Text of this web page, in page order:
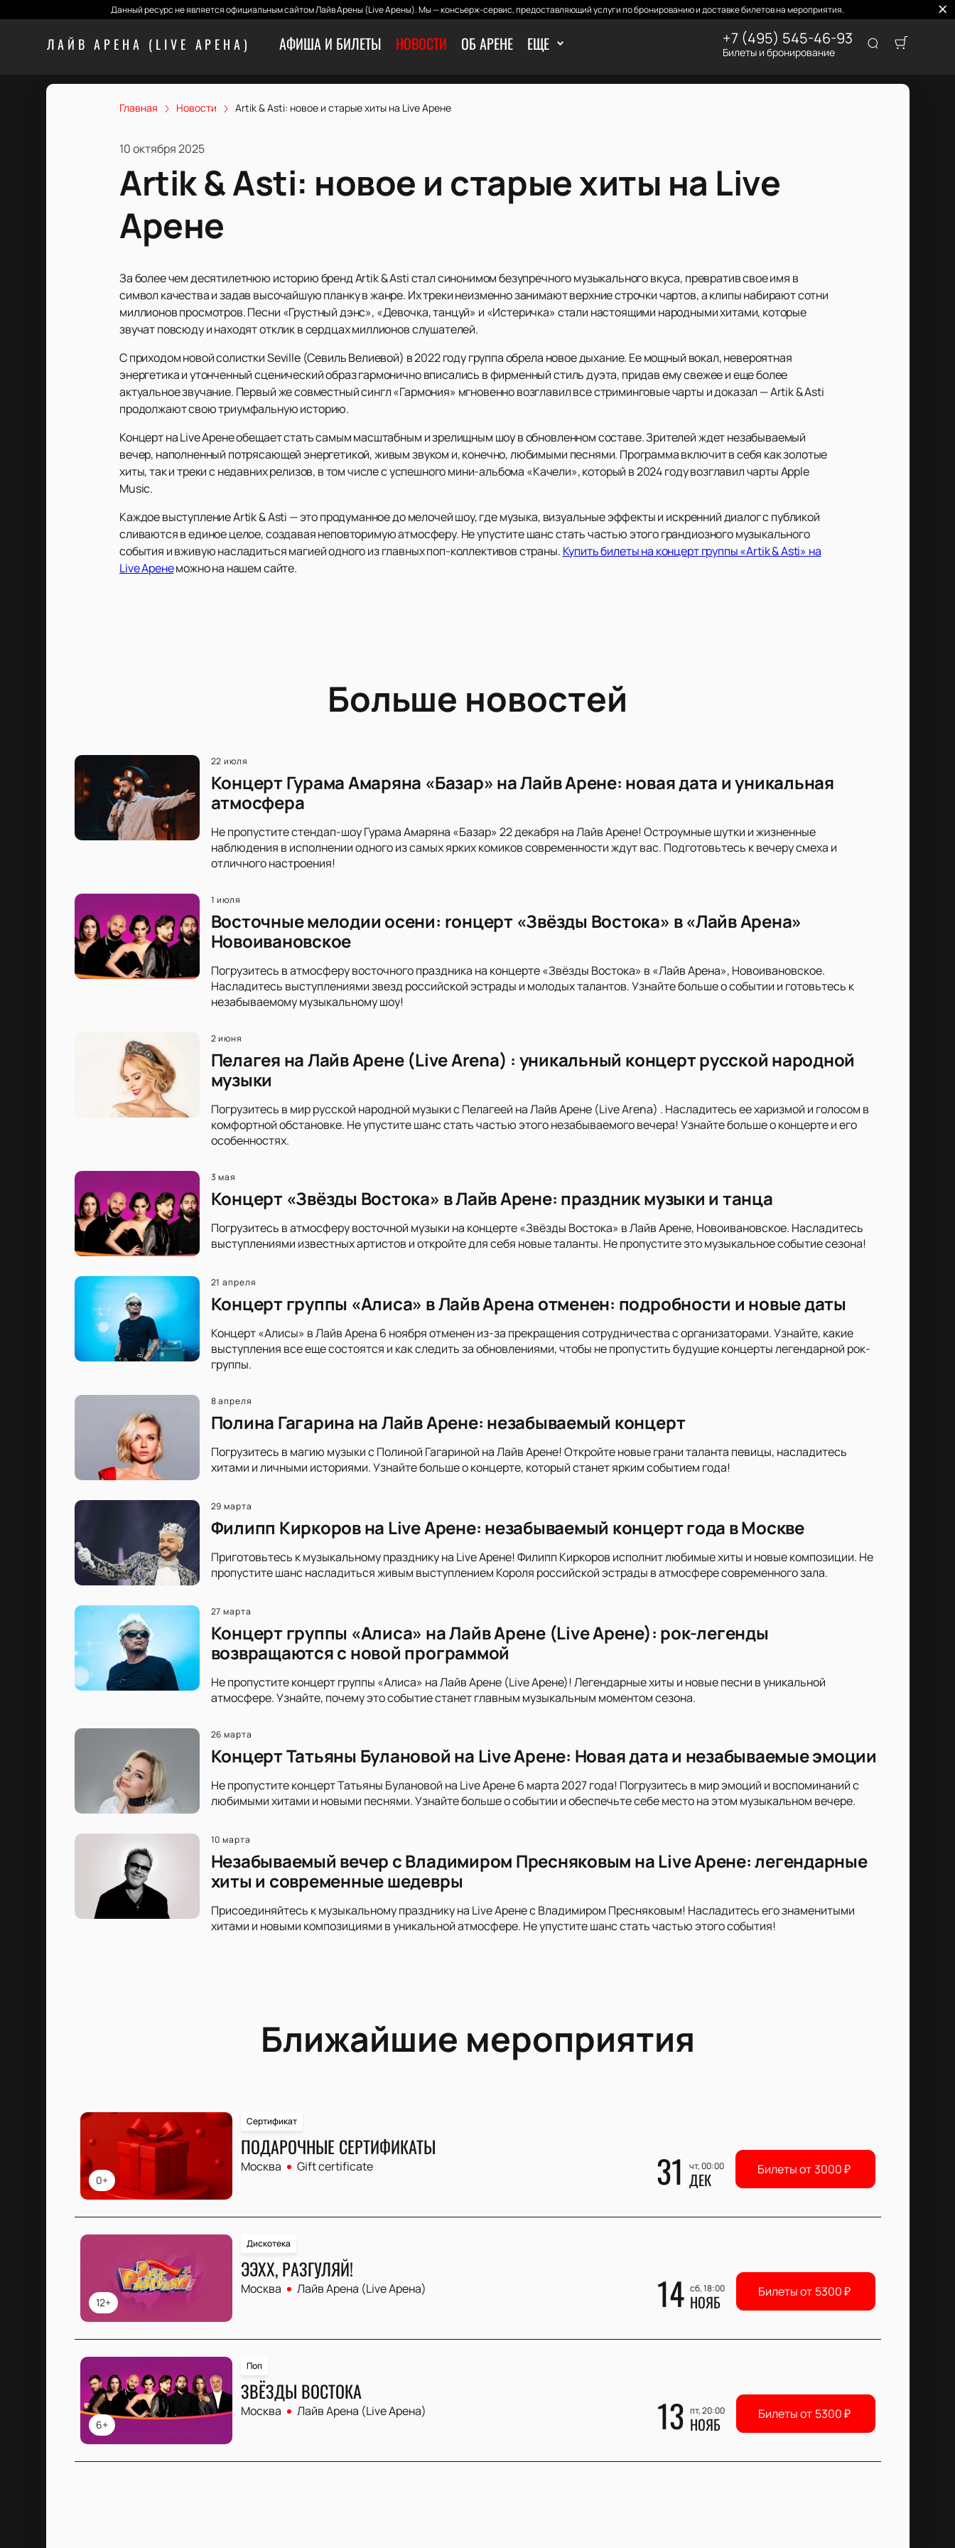
Данный ресурс не является официальным сайтом Лайв Арены (Live Арены). Мы — консьерж-сервис, предоставляющий услуги по бронированию и доставке билетов на мероприятия.
ЛАЙВ АРЕНА (LIVE АРЕНА) АФИША И БИЛЕТЫ НОВОСТИ ОБ АРЕНЕ ЕЩЕ +7 (495) 545-46-93
Билеты и бронирование
Главная Новости Artik & Asti: новое и старые хиты на Live Арене
10 октября 2025
Artik & Asti: новое и старые хиты на Live
Арене
За более чем десятилетнюю историю бренд Artik & Asti стал синонимом безупречного музыкального вкуса, превратив свое имя в
символ качества и задав высочайшую планку в жанре. Их треки неизменно занимают верхние строчки чартов, а клипы набирают сотни
миллионов просмотров. Песни «Грустный дэнс», «Девочка, танцуй» и «Истеричка» стали настоящими народными хитами, которые
звучат повсюду и находят отклик в сердцах миллионов слушателей.
С приходом новой солистки Seville (Севиль Велиевой) в 2022 году группа обрела новое дыхание. Ее мощный вокал, невероятная
энергетика и утонченный сценический образ гармонично вписались в фирменный стиль дуэта, придав ему свежее и еще более
актуальное звучание. Первый же совместный сингл «Гармония» мгновенно возглавил все стриминговые чарты и доказал — Artik & Asti
продолжают свою триумфальную историю.
Концерт на Live Арене обещает стать самым масштабным и зрелищным шоу в обновленном составе. Зрителей ждет незабываемый
вечер, наполненный потрясающей энергетикой, живым звуком и, конечно, любимыми песнями. Программа включит в себя как золотые
хиты, так и треки с недавних релизов, в том числе с успешного мини-альбома «Качели», который в 2024 году возглавил чарты Apple
Music.
Каждое выступление Artik & Asti — это продуманное до мелочей шоу, где музыка, визуальные эффекты и искренний диалог с публикой
сливаются в единое целое, создавая неповторимую атмосферу. Не упустите шанс стать частью этого грандиозного музыкального
события и вживую насладиться магией одного из главных поп-коллективов страны. Купить билеты на концерт группы «Artik & Asti» на
Live Аренеможно на нашем сайте.
Больше новостей
22 июля
Концерт Гурама Амаряна «Базар» на Лайв Арене: новая дата и уникальная
атмосфера
Не пропустите стендап-шоу Гурама Амаряна «Базар» 22 декабря на Лайв Арене! Остроумные шутки и жизненные
наблюдения в исполнении одного из самых ярких комиков современности ждут вас. Подготовьтесь к вечеру смеха и
отличного настроения!
1 июля
Восточные мелодии осени: rонцерт «Звёзды Востока» в «Лайв Арена»
Новоивановское
Погрузитесь в атмосферу восточного праздника на концерте «Звёзды Востока» в «Лайв Арена», Новоивановское.
Насладитесь выступлениями звезд российской эстрады и молодых талантов. Узнайте больше о событии и готовьтесь к
незабываемому музыкальному шоу!
2 июня
Пелагея на Лайв Арене (Live Arena) : уникальный концерт русской народной
музыки
Погрузитесь в мир русской народной музыки с Пелагеей на Лайв Арене (Live Arena) . Насладитесь ее харизмой и голосом в
комфортной обстановке. Не упустите шанс стать частью этого незабываемого вечера! Узнайте больше о концерте и его
особенностях.
3 мая
Концерт «Звёзды Востока» в Лайв Арене: праздник музыки и танца
Погрузитесь в атмосферу восточной музыки на концерте «Звёзды Востока» в Лайв Арене, Новоивановское. Насладитесь
выступлениями известных артистов и откройте для себя новые таланты. Не пропустите это музыкальное событие сезона!
21 апреля
Концерт группы «Алиса» в Лайв Арена отменен: подробности и новые даты
Концерт «Алисы» в Лайв Арена 6 ноября отменен из-за прекращения сотрудничества с организаторами. Узнайте, какие
выступления все еще состоятся и как следить за обновлениями, чтобы не пропустить будущие концерты легендарной рок-
группы.
8 апреля
Полина Гагарина на Лайв Арене: незабываемый концерт
Погрузитесь в магию музыки с Полиной Гагариной на Лайв Арене! Откройте новые грани таланта певицы, насладитесь
хитами и личными историями. Узнайте больше о концерте, который станет ярким событием года!
29 марта
Филипп Киркоров на Live Арене: незабываемый концерт года в Москве
Приготовьтесь к музыкальному празднику на Live Арене! Филипп Киркоров исполнит любимые хиты и новые композиции. Не
пропустите шанс насладиться живым выступлением Короля российской эстрады в атмосфере современного зала.
27 марта
Концерт группы «Алиса» на Лайв Арене (Live Арене): рок-легенды
возвращаются с новой программой
Не пропустите концерт группы «Алиса» на Лайв Арене (Live Арене)! Легендарные хиты и новые песни в уникальной
атмосфере. Узнайте, почему это событие станет главным музыкальным моментом сезона.
26 марта
Концерт Татьяны Булановой на Live Арене: Новая дата и незабываемые эмоции
Не пропустите концерт Татьяны Булановой на Live Арене 6 марта 2027 года! Погрузитесь в мир эмоций и воспоминаний с
любимыми хитами и новыми песнями. Узнайте больше о событии и обеспечьте себе место на этом музыкальном вечере.
10 марта
Незабываемый вечер с Владимиром Пресняковым на Live Арене: легендарные
хиты и современные шедевры
Присоединяйтесь к музыкальному празднику на Live Арене с Владимиром Пресняковым! Насладитесь его знаменитыми
хитами и новыми композициями в уникальной атмосфере. Не упустите шанс стать частью этого события!
Ближайшие мероприятия
0+
Сертификат
ПОДАРОЧНЫЕ СЕРТИФИКАТЫ
Москва Gift certificate 31 чт, 00:00
ДЕК Билеты от 3000₽
12+
Дискотека
ЭЭХХ, РАЗГУЛЯЙ!
Москва Лайв Арена (Live Арена) 14 сб, 18:00
НОЯБ Билеты от 5300₽
6+
Поп
ЗВЁЗДЫ ВОСТОКА
Москва Лайв Арена (Live Арена) 13 пт, 20:00
НОЯБ Билеты от 5300₽